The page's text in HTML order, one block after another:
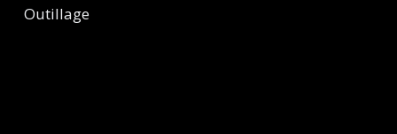
Outillage